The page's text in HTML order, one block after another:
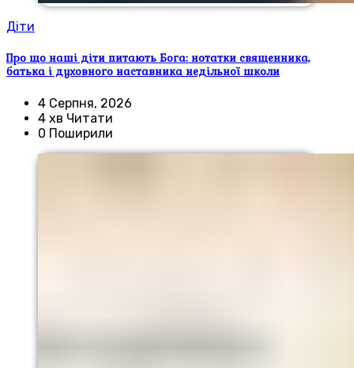
Діти
Про що наші діти питають Бога: нотатки священника,
батька і духовного наставника недільної школи
4 Серпня, 2026
4 хв Читати
0 Поширили